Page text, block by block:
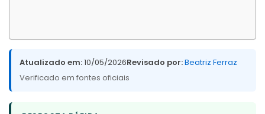
Atualizado em:10/05/2026Revisado por:Beatriz Ferraz
Verificado em fontes oficiais